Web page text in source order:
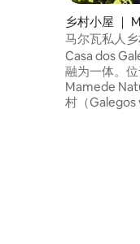
乡村小屋 ｜
马尔瓦私人乡
Casa dos
融为一体。
Mamede
村（Galegos